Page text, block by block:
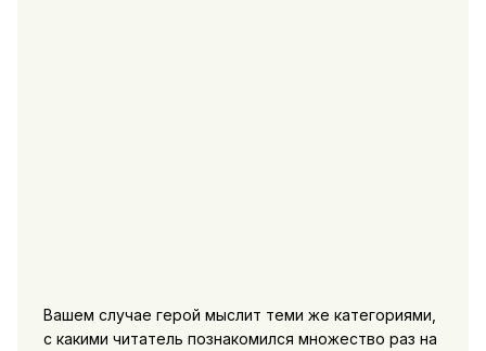
Вашем случае герой мыслит теми же категориями,
с какими читатель познакомился множество раз на